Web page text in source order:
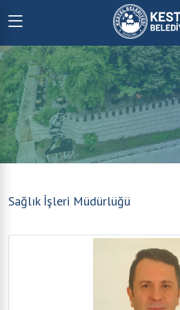
Sağlık İşleri Müdürlüğü